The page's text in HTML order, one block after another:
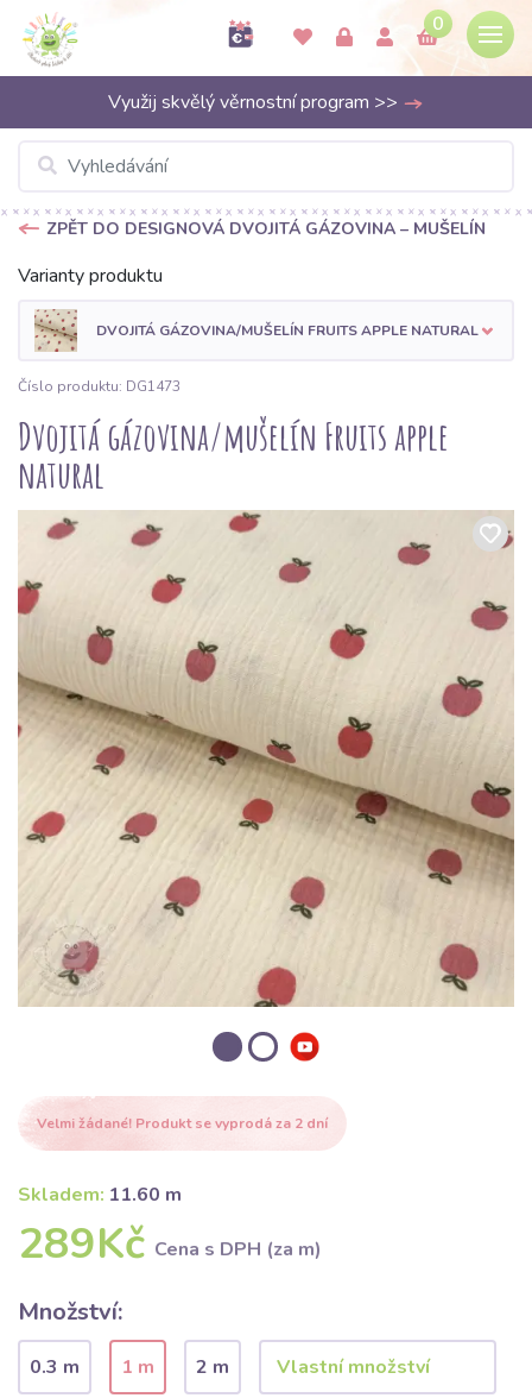
0
Využij skvělý věrnostní program >>
ZPĚT DO DESIGNOVÁ DVOJITÁ GÁZOVINA – MUŠELÍN
Varianty produktu
DVOJITÁ GÁZOVINA/MUŠELÍN FRUITS APPLE NATURAL
Číslo produktu: DG1473
Dvojitá gázovina/mušelín Fruits apple
natural
Velmi žádané! Produkt se vyprodá za 2 dní
Skladem: 11.60 m
289Kč Cena s DPH (za m)
Množství:
0.3 m 1 m
2 m